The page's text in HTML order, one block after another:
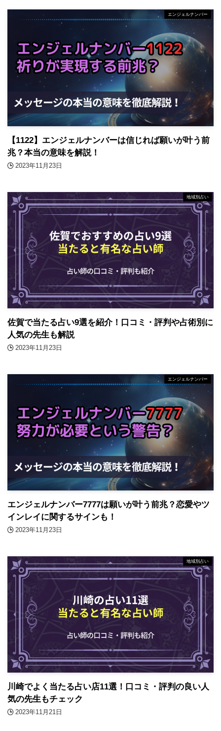
エンジェルナンバー
【1122】エンジェルナンバーは信じれば願いが叶う前
兆？本当の意味を解説！
2023年11月23日
地域別占い
佐賀で当たる占い9選を紹介！口コミ・評判や占術別に
人気の先生も解説
2023年11月23日
エンジェルナンバー
エンジェルナンバー7777は願いが叶う前兆？恋愛やツ
インレイに関するサインも！
2023年11月23日
地域別占い
川崎でよく当たる占い店11選！口コミ・評判の良い人
気の先生もチェック
2023年11月21日